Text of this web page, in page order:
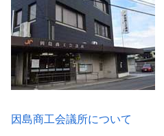
因島商工会議所について